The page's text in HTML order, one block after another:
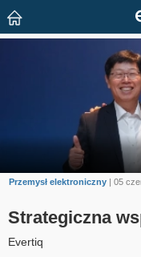
Przemysł elektroniczny | 05
Strategiczna
Evertiq